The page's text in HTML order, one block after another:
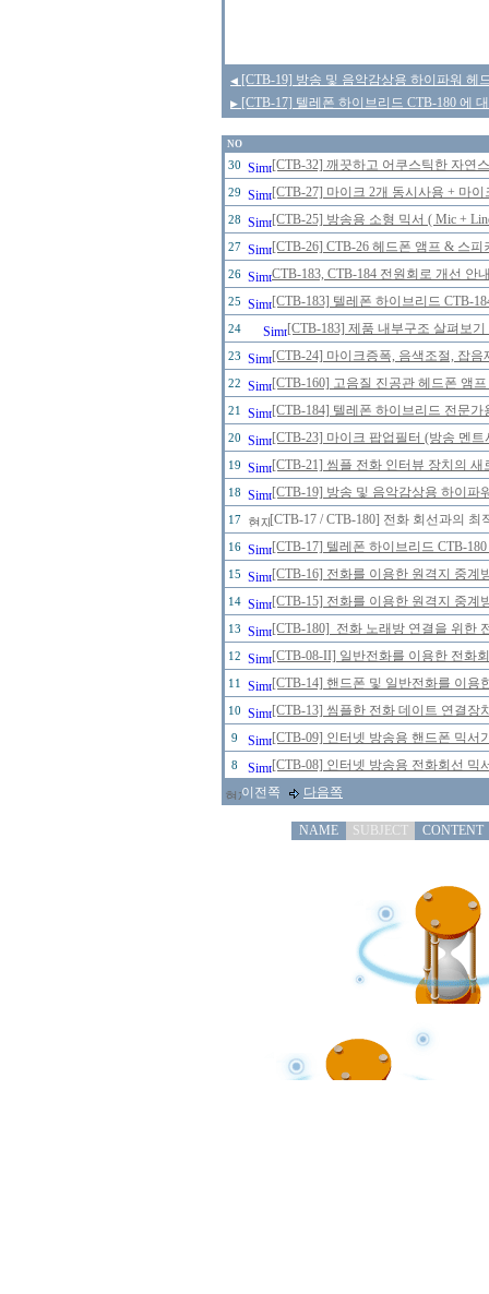
◀ [CTB-19] 방송 및 음악감상용 하이파워 헤
▶ [CTB-17] 텔레폰 하이브리드 CTB-180 에
NO
30 [CTB-32] 깨끗하고 어쿠스틱한 자연
29 [CTB-27] 마이크 2개 동시사용 + 마
28 [CTB-25] 방송용 소형 믹서 ( Mic +
27 [CTB-26] CTB-26 헤드폰 앰프 & 스피
26 CTB-183, CTB-184 전원회로 개선 안
25 [CTB-183] 텔레폰 하이브리드 CTB-
24 [CTB-183] 제품 내부구조 살펴보
23 [CTB-24] 마이크증폭, 음색조절, 잡음
22 [CTB-160] 고음질 진공관 헤드폰 앰
21 [CTB-184] 텔레폰 하이브리드 전문
20 [CTB-23] 마이크 팝업필터 (방송 멘
19 [CTB-21] 씸플 전화 인터뷰 장치의
18 [CTB-19] 방송 및 음악감상용 하이파
17 [CTB-17 / CTB-180] 전화 회선과의
16 [CTB-17] 텔레폰 하이브리드 CTB-
15 [CTB-16] 전화를 이용한 원격지 중계
14 [CTB-15] 전화를 이용한 원격지 중계
13 [CTB-180] 전화 노래방 연결을 위한
12 [CTB-08-II] 일반전화를 이용한 전화
11 [CTB-14] 핸드폰 및 일반전화를 이
10 [CTB-13] 씸플한 전화 데이트 연결장
9 [CTB-09] 인터넷 방송용 핸드폰 믹서
8
[CTB-08] 인터넷 방송용 전화회선 믹
이전쪽
다음쪽